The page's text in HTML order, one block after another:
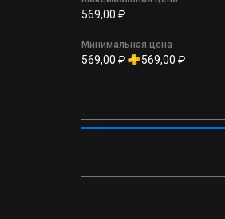
569,00 ₽
Минимальная цена
569,00 ₽ 569,00 ₽